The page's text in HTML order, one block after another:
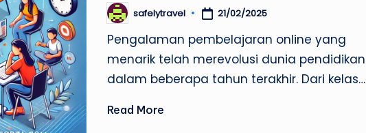
Posted
by
safelytravel 21/02/2025
Pengalaman pembelajaran online yang
menarik telah merevolusi dunia pendidikan
dalam beberapa tahun terakhir. Dari kelas…
Read More